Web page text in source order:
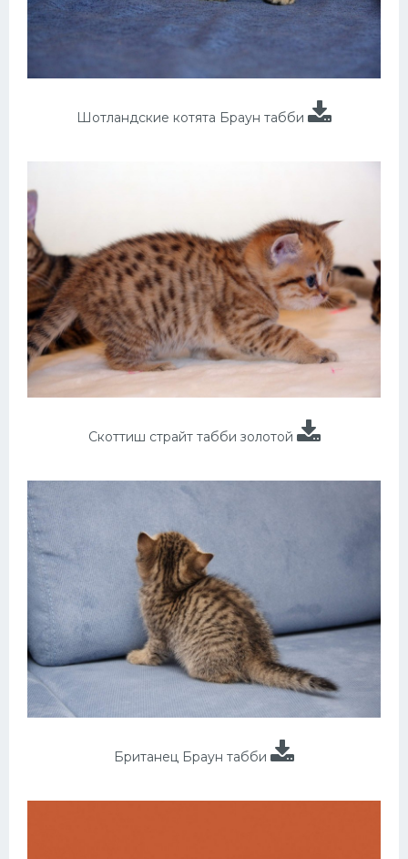
Шотландские котята Браун табби
Скоттиш страйт табби золотой
Британец Браун табби